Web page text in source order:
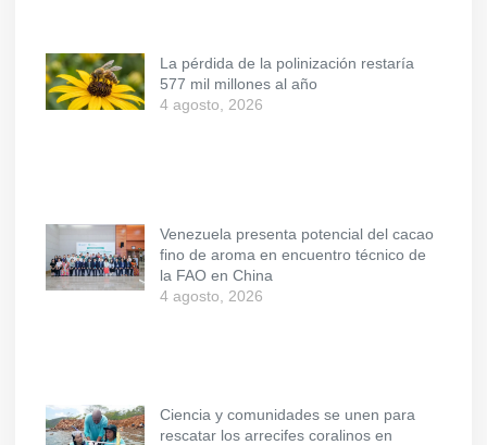
La pérdida de la polinización restaría
577 mil millones al año
4 agosto, 2026
Venezuela presenta potencial del cacao
fino de aroma en encuentro técnico de
la FAO en China
4 agosto, 2026
Ciencia y comunidades se unen para
rescatar los arrecifes coralinos en